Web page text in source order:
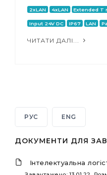
2xLAN 4xLAN Extended T
Input 24V DC IP67 LAN
ЧИТАТИ ДАЛІ...
РУС ENG
ДОКУМЕНТИ ДЛЯ
Інтелектуальна